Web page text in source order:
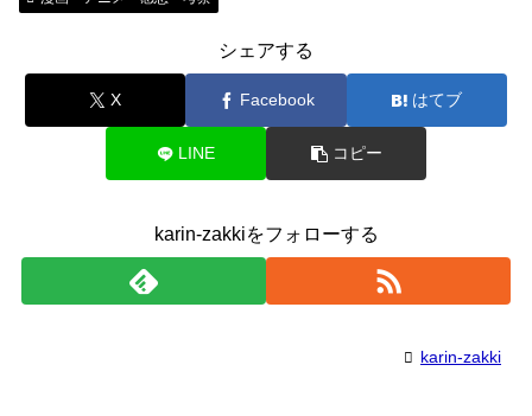
シェアする
X Facebook はてブ
LINE コピー
karin-zakkiをフォローする
karin-zakki